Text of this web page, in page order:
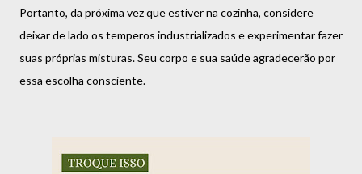
Portanto, da próxima vez que estiver na cozinha, considere
deixar de lado os temperos industrializados e experimentar fazer
suas próprias misturas. Seu corpo e sua saúde agradecerão por
essa escolha consciente.